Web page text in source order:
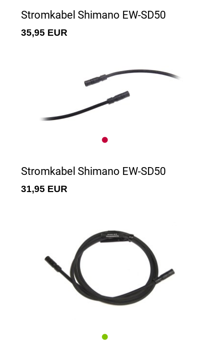
Stromkabel Shimano EW-SD50
35,95 EUR
Stromkabel Shimano EW-SD50
31,95 EUR